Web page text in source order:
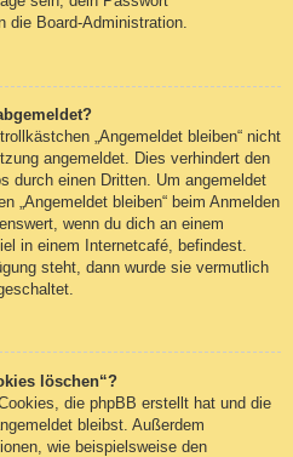
die Board-Administration.
„Angemeldet bleiben“ nicht
angemeldet. Dies verhindert den
durch einen Dritten. Um angemeldet
„Angemeldet bleiben“ beim Anmelden
wenn du dich an einem
in einem Internetcafé, befindest.
steht, dann wurde sie vermutlich
löschen“?
die phpBB erstellt hat und die
bleibst. Außerdem
wie beispielsweise den